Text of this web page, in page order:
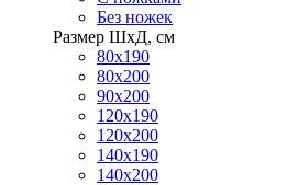
Без ножек
Размер ШхД, см
80х190
80х200
90х200
120х190
120х200
140х190
140х200